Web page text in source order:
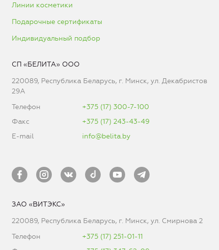
Линии косметики
Подарочные сертификаты
Индивидуальный подбор
СП «БЕЛИТА» ООО
220089, Республика Беларусь, г. Минск, ул. Декабристов
29А
Телефон
+375 (17) 300-7-100
Факс
+375 (17) 243-43-49
E-mail
info@belita.by
ЗАО «ВИТЭКС»
220089, Республика Беларусь, г. Минск, ул. Смирнова 2
Телефон
+375 (17) 251-01-11